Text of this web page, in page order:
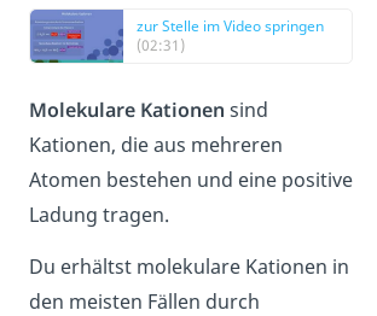
zur Stelle im Video springen
(02:31)
Molekulare Kationen sind
Kationen, die aus mehreren
Atomen bestehen und eine positive
Ladung tragen.
Du erhältst molekulare Kationen in
den meisten Fällen durch